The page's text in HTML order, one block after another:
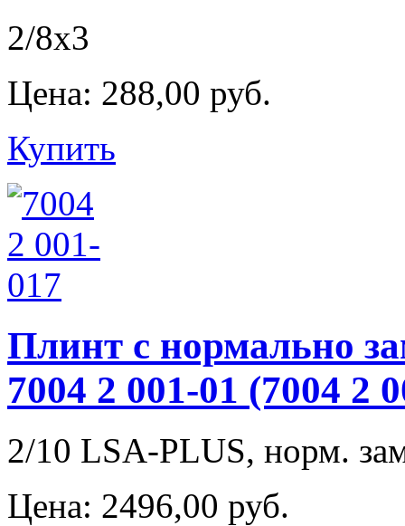
2/8х3
Цена: 288,00 руб.
Купить
Плинт с нормально
7004 2 001-01 (7004 2
2/10 LSA-PLUS, норм.
Цена: 2496,00 руб.